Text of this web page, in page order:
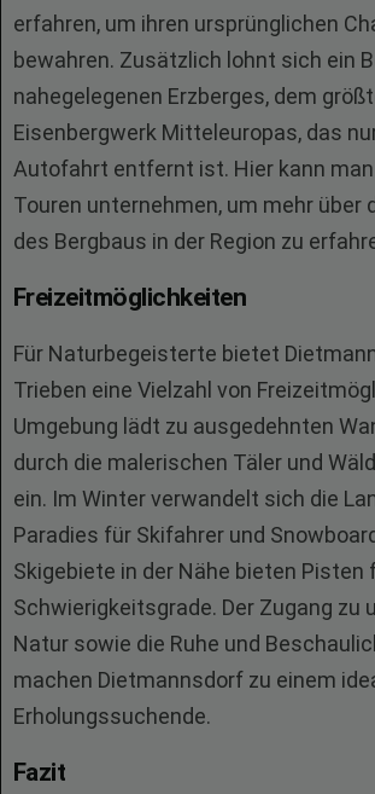
erfahren, um ihren ursprünglichen
bewahren. Zusätzlich lohnt sich ein
nahegelegenen Erzberges, dem
Eisenbergwerk Mitteleuropas, das
Autofahrt entfernt ist. Hier kann
Touren unternehmen, um mehr über
des Bergbaus in der Region zu
Freizeitmöglichkeiten
Für Naturbegeisterte bietet
Trieben eine Vielzahl von
Umgebung lädt zu ausgedehnten
durch die malerischen Täler und
ein. Im Winter verwandelt sich die
Paradies für Skifahrer und
Skigebiete in der Nähe bieten Pisten
Schwierigkeitsgrade. Der Zugang zu
Natur sowie die Ruhe und
machen Dietmannsdorf zu einem
Erholungssuchende.
Fazit